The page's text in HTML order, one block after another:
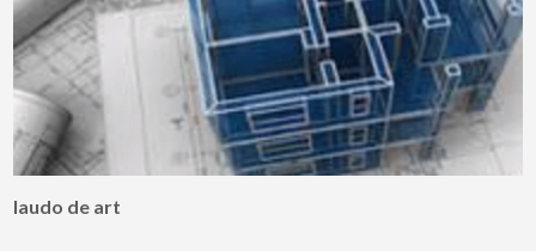
laudo de art